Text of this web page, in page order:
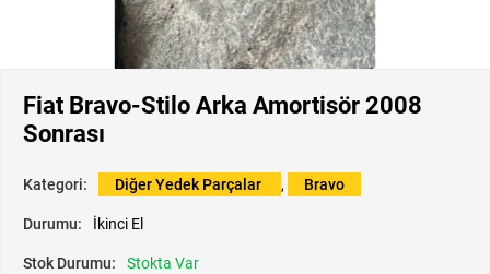
Fiat Bravo-Stilo Arka Amortisör 2008
Sonrası
Kategori: Diğer Yedek Parçalar , Bravo
Durumu: İkinci El
Stok Durumu: Stokta Var